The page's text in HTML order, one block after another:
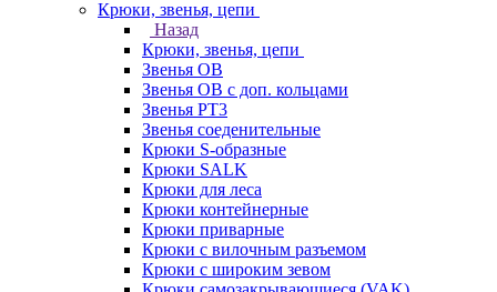
Крюки, звенья, цепи
Назад
Крюки, звенья, цепи
Звенья ОВ
Звенья ОВ с доп. кольцами
Звенья РТ3
Звенья соеденительные
Крюки S-образные
Крюки SALK
Крюки для леса
Крюки контейнерные
Крюки приварные
Крюки с вилочным разъемом
Крюки с широким зевом